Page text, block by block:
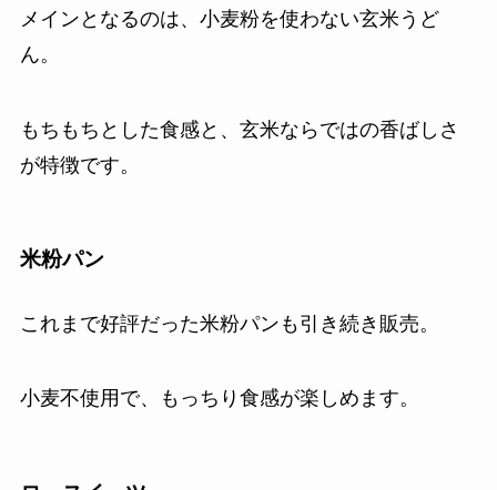
メインとなるのは、小麦粉を使わない玄米うど
ん。
もちもちとした食感と、玄米ならではの香ばしさ
が特徴です。
米粉パン
これまで好評だった米粉パンも引き続き販売。
小麦不使用で、もっちり食感が楽しめます。